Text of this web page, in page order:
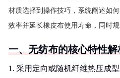
材质选择到操作技巧，系统阐述如
效率并延长橡皮布使用寿命，同时规
一、无纺布的核心特性解
1. 采用定向或随机纤维热压成